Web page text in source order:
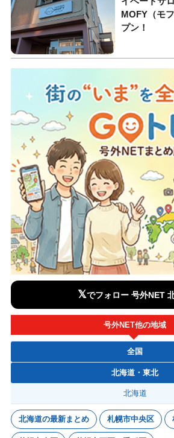
MOFY（モ
プン！
𝕏でフォロー 号外NET
号外NET他の地域
全国
北海道・東北
北海道
北海道の最新まとめ 札幌市中央区